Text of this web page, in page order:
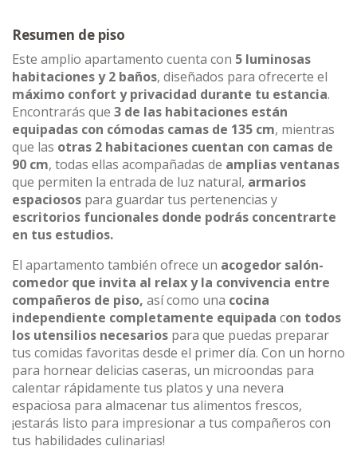
Resumen de piso
Este amplio apartamento cuenta con 5 luminosas
habitaciones y 2 baños, diseñados para ofrecerte el
máximo confort y privacidad durante tu estancia.
Encontrarás que 3 de las habitaciones están
equipadas con cómodas camas de 135 cm, mientras
que las otras 2 habitaciones cuentan con camas de
90 cm, todas ellas acompañadas de amplias ventanas
que permiten la entrada de luz natural, armarios
espaciosos para guardar tus pertenencias y
escritorios funcionales donde podrás concentrarte
en tus estudios.
El apartamento también ofrece un acogedor salón-
comedor que invita al relax y la convivencia entre
compañeros de piso, así como una cocina
independiente completamente equipada con todos
los utensilios necesarios para que puedas preparar
tus comidas favoritas desde el primer día. Con un horno
para hornear delicias caseras, un microondas para
calentar rápidamente tus platos y una nevera
espaciosa para almacenar tus alimentos frescos,
¡estarás listo para impresionar a tus compañeros con
tus habilidades culinarias!